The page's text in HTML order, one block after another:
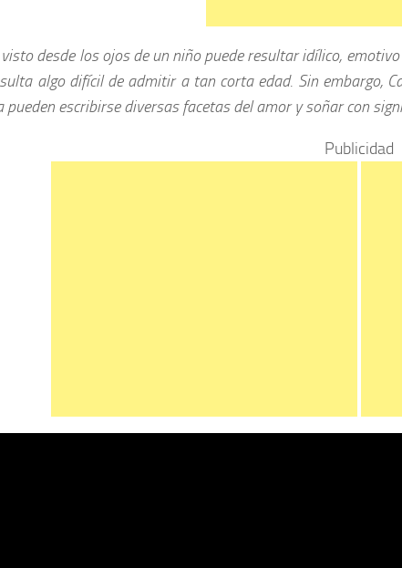
desde los ojos de un niño puede resultar idílico,
algo difícil de admitir a tan corta edad. Sin embargo,
pueden escribirse diversas facetas del amor y soñar con
Publicidad